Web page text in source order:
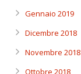
Gennaio 2019
Dicembre 2018
Novembre 2018
Ottobre 2018